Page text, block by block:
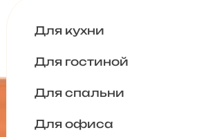
Для кухни
Для гостиной
Для спальни
Для офиса